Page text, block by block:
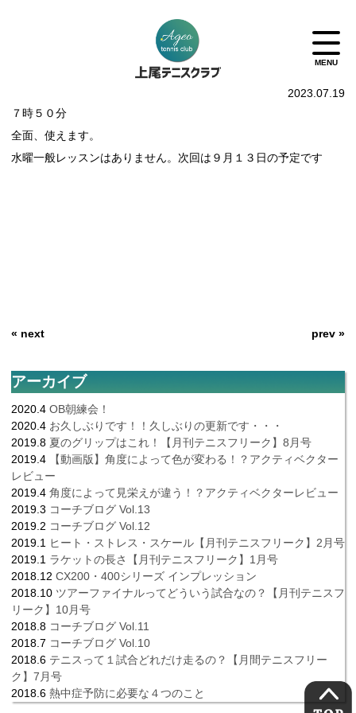
2023.07.19
７時５０分
全面、使えます。
水曜一般レッスンはありません。次回は９月１３日の予定です
« next prev »
アーカイブ
2020.4 OB朝練会！
2020.4 お久しぶりです！！久しぶりの更新です・・・
2019.8 夏のグリップはこれ！【月刊テニスフリーク】8月号
2019.4
【動画版】角度によって色が変わる！？アクティベクター
レビュー
2019.4 角度によって見栄えが違う！？アクティベクターレビュー
2019.3 コーチブログ Vol.13
2019.2 コーチブログ Vol.12
2019.1 ヒート・ストレス・スケール【月刊テニスフリーク】2月号
2019.1 ラケットの長さ【月刊テニスフリーク】1月号
2018.12 CX200・400シリーズ インプレッション
2018.10 ツアーファイナルってどういう試合なの？【月刊テニスフ
リーク】10月号
2018.8 コーチブログ Vol.11
2018.7 コーチブログ Vol.10
2018.6 テニスって１試合どれだけ走るの？【月間テニスフリー
ク】7月号
2018.6 熱中症予防に必要な４つのこと